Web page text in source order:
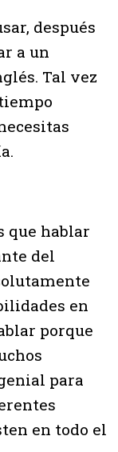
después
a un
Tal vez
que hablar
del
en
porque
para
en todo el